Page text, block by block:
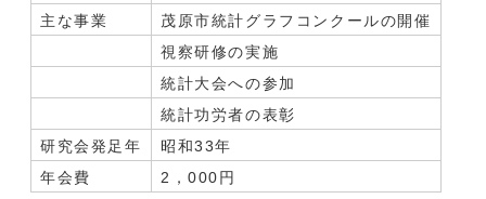
主な事業
茂原市統計グラフコンクールの開催
視察研修の実施
統計大会への参加
統計功労者の表彰
研究会発足年
昭和33年
年会費
2，000円